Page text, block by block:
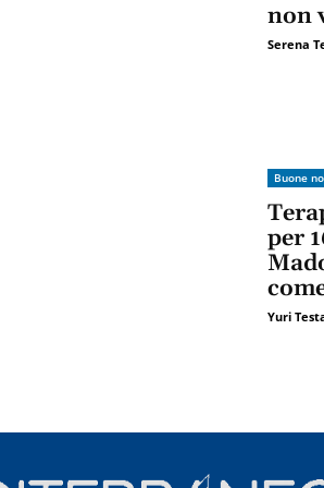
non
Serena
Buone
per
Yuri